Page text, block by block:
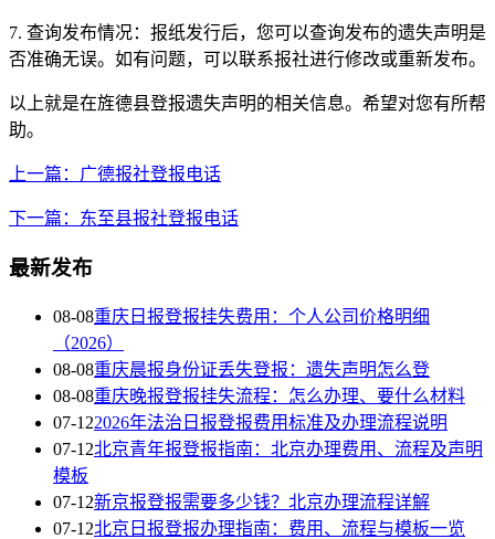
7. 查询发布情况：报纸发行后，您可以查询发布的遗失声明是
否准确无误。如有问题，可以联系报社进行修改或重新发布。
以上就是在旌德县登报遗失声明的相关信息。希望对您有所帮
助。
上一篇：广德报社登报电话
下一篇：东至县报社登报电话
最新发布
08-08重庆日报登报挂失费用：个人公司价格明细
（2026）
08-08重庆晨报身份证丢失登报：遗失声明怎么登
08-08重庆晚报登报挂失流程：怎么办理、要什么材料
07-122026年法治日报登报费用标准及办理流程说明
07-12北京青年报登报指南：北京办理费用、流程及声明
模板
07-12新京报登报需要多少钱？北京办理流程详解
07-12北京日报登报办理指南：费用、流程与模板一览